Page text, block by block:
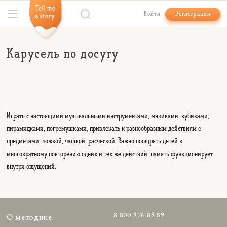
Войти Регистрация
Карусель по досугу
Играть с настоящими музыкальными инструментами, мячиками, кубиками,
пирамидками, погремушками, привлекать к разнообразным действиям с
предметами: ложкой, чашкой, расческой. Важно поощрять детей к
многократному повторению одних и тех же действий: память функционирует
внутри ощущений.
О методике 8 800 976 89 89